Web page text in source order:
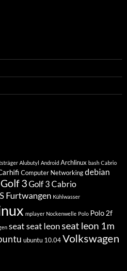
Alubutyl Android Archlinux bash Cabrio
Computer Networkingdebian
Golf 3Golf 3 Cabrio
Furtwangen Kühlwasser
mplayer Nockenwelle Polo Polo 2f
seatseat leonseat leon 1m
ubuntu 10.04Volkswagen